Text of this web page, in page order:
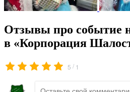
Отзывы про событие
в «Корпорация
5 / 1